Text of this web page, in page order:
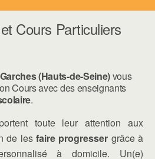
Cours Particuliers
(Hauts-de-Seine)vous
Cours avec des enseignants
.
toute leur attention aux
de les faire progresser grâce à
à domicile. Un(e)